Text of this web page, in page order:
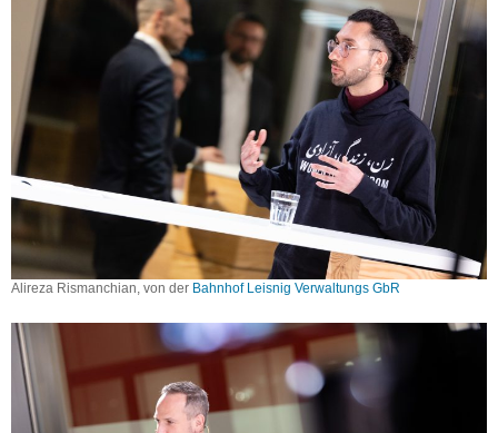
Alireza Rismanchian, von der Bahnhof Leisnig Verwaltungs GbR